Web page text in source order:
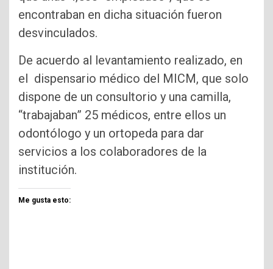
encontraban en dicha situación fueron
desvinculados.
De acuerdo al levantamiento realizado, en
el dispensario médico del MICM, que solo
dispone de un consultorio y una camilla,
“trabajaban” 25 médicos, entre ellos un
odontólogo y un ortopeda para dar
servicios a los colaboradores de la
institución.
Me gusta esto: